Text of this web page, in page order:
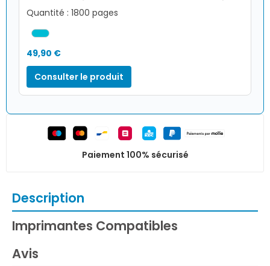
Quantité : 1800 pages
49,90 €
Consulter le produit
Paiement 100% sécurisé
Description
Imprimantes Compatibles
Avis